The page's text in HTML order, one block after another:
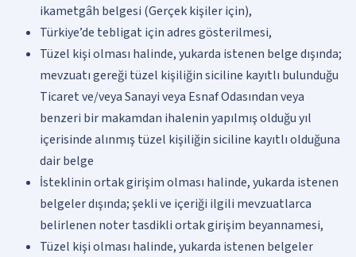
ikametgâh belgesi (Gerçek kişiler için),
Türkiye’de tebligat için adres gösterilmesi,
Tüzel kişi olması halinde, yukarda istenen belge dışında;
mevzuatı gereği tüzel kişiliğin siciline kayıtlı bulunduğu
Ticaret ve/veya Sanayi veya Esnaf Odasından veya
benzeri bir makamdan ihalenin yapılmış olduğu yıl
içerisinde alınmış tüzel kişiliğin siciline kayıtlı olduğuna
dair belge
İsteklinin ortak girişim olması halinde, yukarda istenen
belgeler dışında; şekli ve içeriği ilgili mevzuatlarca
belirlenen noter tasdikli ortak girişim beyannamesi,
Tüzel kişi olması halinde, yukarda istenen belgeler